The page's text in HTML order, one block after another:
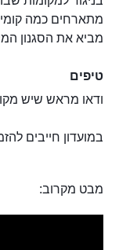
מתארחים כמה
מביא את הסגנון
טיפים
ודאו מראש שיש
במועדון חייבים
מבט מקרוב: